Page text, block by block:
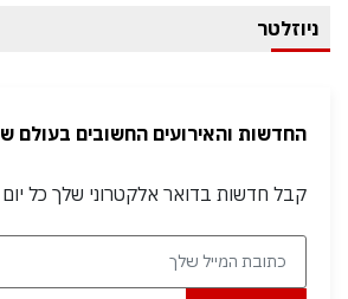
ניוזלטר
החדשות והאירועים החשובים בעולם
קבל חדשות בדואר אלקטרוני שלך כל יום